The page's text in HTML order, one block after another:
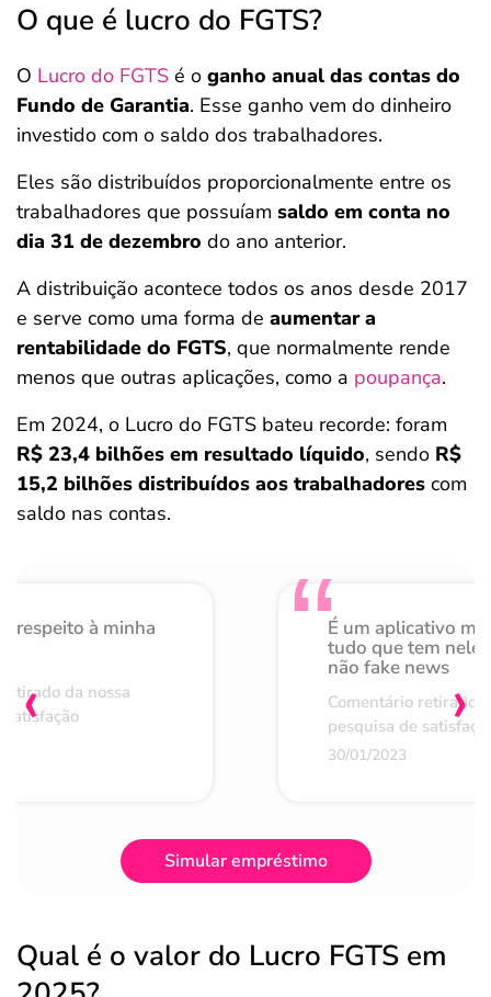
O que é lucro do FGTS?
O Lucro do FGTS é o ganho anual das contas do
Fundo de Garantia. Esse ganho vem do dinheiro
investido com o saldo dos trabalhadores.
Eles são distribuídos proporcionalmente entre os
trabalhadores que possuíam saldo em conta no
dia 31 de dezembro do ano anterior.
A distribuição acontece todos os anos desde 2017
e serve como uma forma de aumentar a
rentabilidade do FGTS, que normalmente rende
menos que outras aplicações, como a poupança.
Em 2024, o Lucro do FGTS bateu recorde: foram
R$ 23,4 bilhões em resultado líquido, sendo R$
15,2 bilhões distribuídos aos trabalhadores com
saldo nas contas.
respeito à minha
da nossa
É um aplicativo
tudo que tem nele
não fake news
Comentário retirado
pesquisa de
30/01/2023
‹ ›
Simular empréstimo
Qual é o valor do Lucro FGTS em